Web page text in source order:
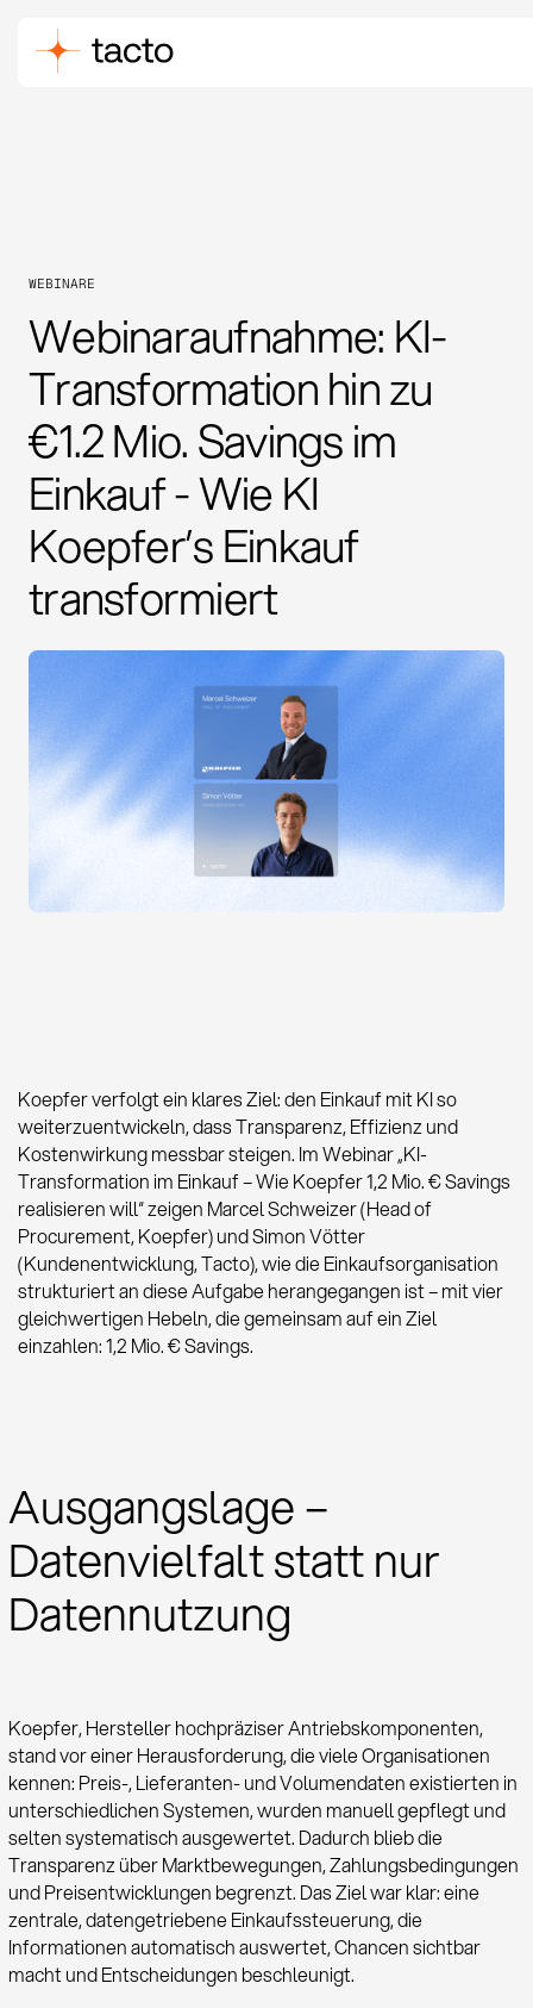
WEBINARE
Webinaraufnahme: KI-
Transformation hin zu
€1.2 Mio. Savings im
Einkauf - Wie KI
Koepfer’s Einkauf
transformiert
Koepfer verfolgt ein klares Ziel: den Einkauf mit KI so
weiterzuentwickeln, dass Transparenz, Effizienz und
Kostenwirkung messbar steigen. Im Webinar „KI-
Transformation im Einkauf – Wie Koepfer 1,2 Mio. € Savings
realisieren will“ zeigen Marcel Schweizer (Head of
Procurement, Koepfer) und Simon Vötter
(Kundenentwicklung, Tacto), wie die Einkaufsorganisation
strukturiert an diese Aufgabe herangegangen ist – mit vier
gleichwertigen Hebeln, die gemeinsam auf ein Ziel
einzahlen: 1,2 Mio. € Savings.
Ausgangslage –
Datenvielfalt statt nur
Datennutzung
Koepfer, Hersteller hochpräziser Antriebskomponenten,
stand vor einer Herausforderung, die viele Organisationen
kennen: Preis-, Lieferanten- und Volumendaten existierten in
unterschiedlichen Systemen, wurden manuell gepflegt und
selten systematisch ausgewertet. Dadurch blieb die
Transparenz über Marktbewegungen, Zahlungsbedingungen
und Preisentwicklungen begrenzt. Das Ziel war klar: eine
zentrale, datengetriebene Einkaufssteuerung, die
Informationen automatisch auswertet, Chancen sichtbar
macht und Entscheidungen beschleunigt.